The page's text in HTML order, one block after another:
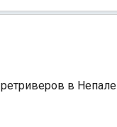
в Непале